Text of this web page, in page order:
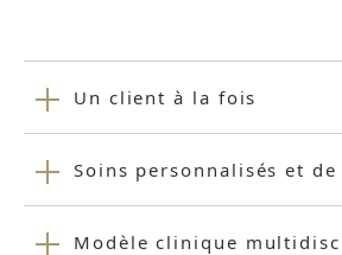
Un client à la fois
Soins personnalisés et
Modèle clinique